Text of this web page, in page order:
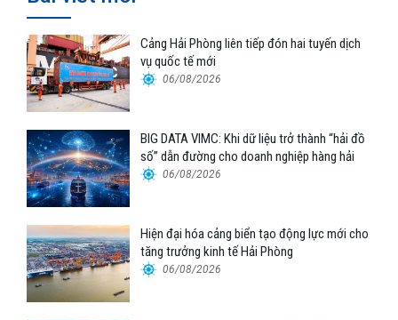
Cảng Hải Phòng liên tiếp đón hai tuyến dịch
vụ quốc tế mới
06/08/2026
BIG DATA VIMC: Khi dữ liệu trở thành “hải đồ
số” dẫn đường cho doanh nghiệp hàng hải
06/08/2026
Hiện đại hóa cảng biển tạo động lực mới cho
tăng trưởng kinh tế Hải Phòng
06/08/2026